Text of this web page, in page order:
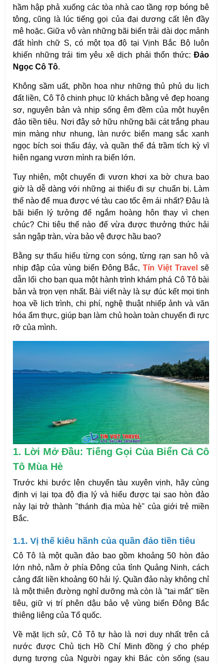
hầm hập phả xuống các tòa nhà cao tầng rợp bóng bê
tông, cũng là lúc tiếng gọi của đại dương cất lên đầy
mê hoặc. Giữa vô vàn những bãi biển trải dài dọc mảnh
đất hình chữ S, có một tọa độ tại Vịnh Bắc Bộ luôn
khiến những trái tim yêu xê dịch phải thổn thức: Đảo
Ngọc Cô Tô.
Không sầm uất, phồn hoa như những thủ phủ du lịch
đất liền, Cô Tô chinh phục lữ khách bằng vẻ đẹp hoang
sơ, nguyên bản và nhịp sống êm đềm của một huyện
đảo tiền tiêu. Nơi đây sở hữu những bãi cát trắng phau
mịn màng như nhung, làn nước biển mang sắc xanh
ngọc bích soi thấu đáy, và quần thể đá trầm tích kỳ vĩ
hiên ngang vươn mình ra biển lớn.
Tuy nhiên, một chuyến đi vươn khơi xa bờ chưa bao
giờ là dễ dàng với những ai thiếu đi sự chuẩn bị. Làm
thế nào để mua được vé tàu cao tốc êm ái nhất? Đâu là
bãi biển lý tưởng để ngắm hoàng hôn thay vì chen
chúc? Chi tiêu thế nào để vừa được thưởng thức hải
sản ngập tràn, vừa bảo vệ được hầu bao?
Bằng sự thấu hiểu từng con sóng, từng rạn san hô và
nhịp đập của vùng biển Đông Bắc, Tín Việt Travel sẽ
dẫn lối cho bạn qua một hành trình khám phá Cô Tô bài
bản và trọn vẹn nhất. Bài viết này là sự đúc kết mọi tinh
hoa về lịch trình, chi phí, nghệ thuật nhiếp ảnh và văn
hóa ẩm thực, giúp bạn làm chủ hoàn toàn chuyến đi rực
rỡ của mình.
1. Lời Mở Đầu: Tiếng Gọi Của Biển Cả Cô
Tô Mùa Hè
Trước khi bước lên chuyến tàu xuyên vịnh, hãy cùng
định vị lại tọa độ địa lý và hiểu được tại sao hòn đảo
này lại trở thành "thánh địa mùa hè" của giới trẻ miền
Bắc.
1.1. Vị thế kiêu hãnh của quần đảo tiền tiêu
Cô Tô là một quần đảo bao gồm khoảng 50 hòn đảo
lớn nhỏ, nằm ở phía Đông của tỉnh Quảng Ninh, cách
cảng đất liền khoảng 60 hải lý. Quần đảo này không chỉ
là một thiên đường nghỉ dưỡng mà còn là "tai mắt" tiền
tiêu, giữ vị trí phên dậu bảo vệ vùng biển Đông Bắc
thiêng liêng của Tổ quốc.
Về mặt lịch sử, Cô Tô tự hào là nơi duy nhất trên cả
nước được Chủ tịch Hồ Chí Minh đồng ý cho phép
dựng tượng của Người ngay khi Bác còn sống (sau